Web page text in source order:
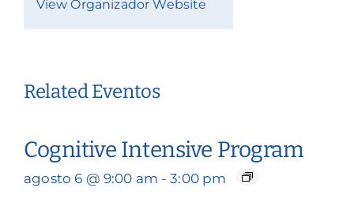
View Organizador Website
Related Eventos
Cognitive Intensive Program
agosto 6 @ 9:00 am - 3:00 pm